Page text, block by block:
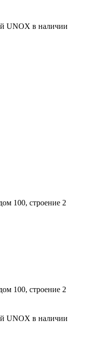
UNOX в наличии
100, строение 2
100, строение 2
UNOX в наличии